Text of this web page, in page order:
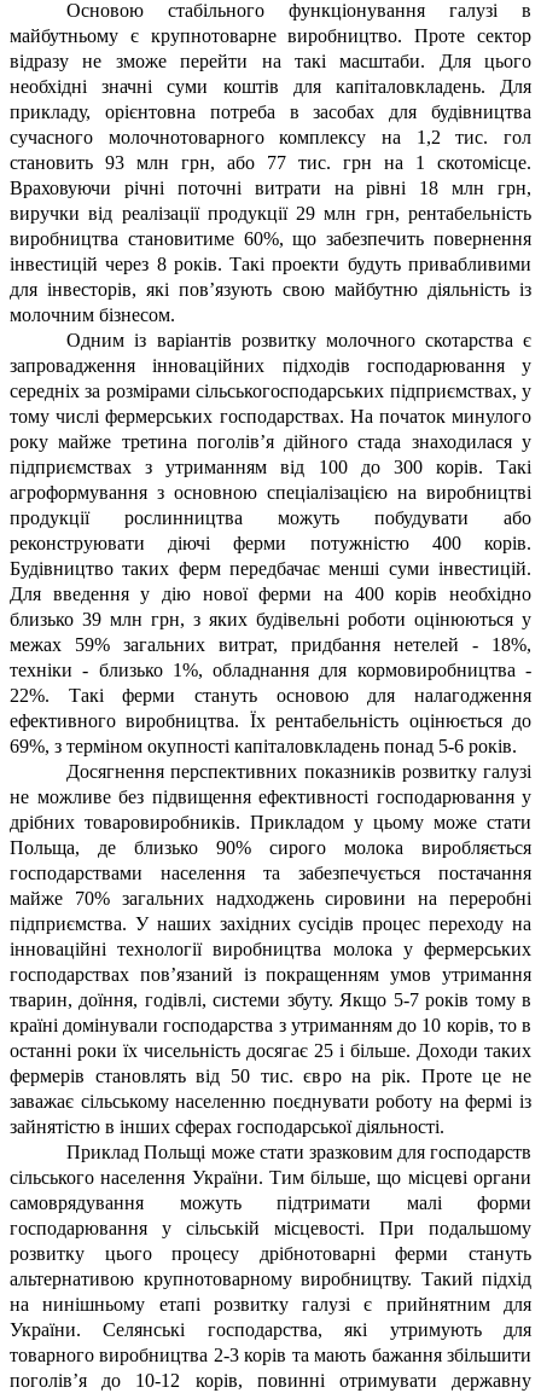
Основою стабільного функціонування галузі в
майбутньому є крупнотоварне виробництво. Проте сектор
відразу не зможе перейти на такі масштаби. Для цього
необхідні значні суми коштів для капіталовкладень. Для
прикладу, орієнтовна потреба в засобах для будівництва
сучасного молочнотоварного комплексу на 1,2 тис. гол
становить 93 млн грн, або 77 тис. грн на 1 скотомісце.
Враховуючи річні поточні витрати на рівні 18 млн грн,
виручки від реалізації продукції 29 млн грн, рентабельність
виробництва становитиме 60%, що забезпечить повернення
інвестицій через 8 років. Такі проекти будуть привабливими
для інвесторів, які пов’язують свою майбутню діяльність із
молочним бізнесом.
Одним із варіантів розвитку молочного скотарства є
запровадження інноваційних підходів господарювання у
середніх за розмірами сільськогосподарських підприємствах, у
тому числі фермерських господарствах. На початок минулого
року майже третина поголів’я дійного стада знаходилася у
підприємствах з утриманням від 100 до 300 корів. Такі
агроформування з основною спеціалізацією на виробництві
продукції рослинництва можуть побудувати або
реконструювати діючі ферми потужністю 400 корів.
Будівництво таких ферм передбачає менші суми інвестицій.
Для введення у дію нової ферми на 400 корів необхідно
близько 39 млн грн, з яких будівельні роботи оцінюються у
межах 59% загальних витрат, придбання нетелей - 18%,
техніки - близько 1%, обладнання для кормовиробництва -
22%. Такі ферми стануть основою для налагодження
ефективного виробництва. Їх рентабельність оцінюється до
69%, з терміном окупності капіталовкладень понад 5-6 років.
Досягнення перспективних показників розвитку галузі
не можливе без підвищення ефективності господарювання у
дрібних товаровиробників. Прикладом у цьому може стати
Польща, де близько 90% сирого молока виробляється
господарствами населення та забезпечується постачання
майже 70% загальних надходжень сировини на переробні
підприємства. У наших західних сусідів процес переходу на
інноваційні технології виробництва молока у фермерських
господарствах пов’язаний із покращенням умов утримання
тварин, доїння, годівлі, системи збуту. Якщо 5-7 років тому в
країні домінували господарства з утриманням до 10 корів, то в
останні роки їх чисельність досягає 25 і більше. Доходи таких
фермерів становлять від 50 тис. євро на рік. Проте це не
заважає сільському населенню поєднувати роботу на фермі із
зайнятістю в інших сферах господарської діяльності.
Приклад Польщі може стати зразковим для господарств
сільського населення України. Тим більше, що місцеві органи
самоврядування можуть підтримати малі форми
господарювання у сільській місцевості. При подальшому
розвитку цього процесу дрібнотоварні ферми стануть
альтернативою крупнотоварному виробництву. Такий підхід
на нинішньому етапі розвитку галузі є прийнятним для
України. Селянські господарства, які утримують для
товарного виробництва 2-3 корів та мають бажання збільшити
поголів’я до 10-12 корів, повинні отримувати державну